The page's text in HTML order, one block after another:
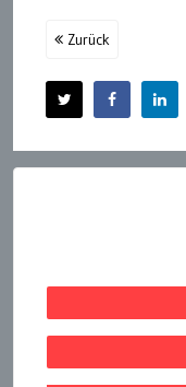
Zurück